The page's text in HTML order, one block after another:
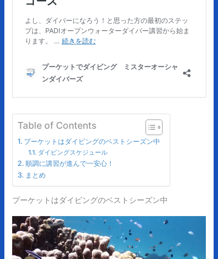
Table of Contents
プーケットはダイビングのベストシーズン中
ダイビングスケジュール
順調に講習が進んで一安心！
まとめ
プーケットはダイビングのベストシーズン中